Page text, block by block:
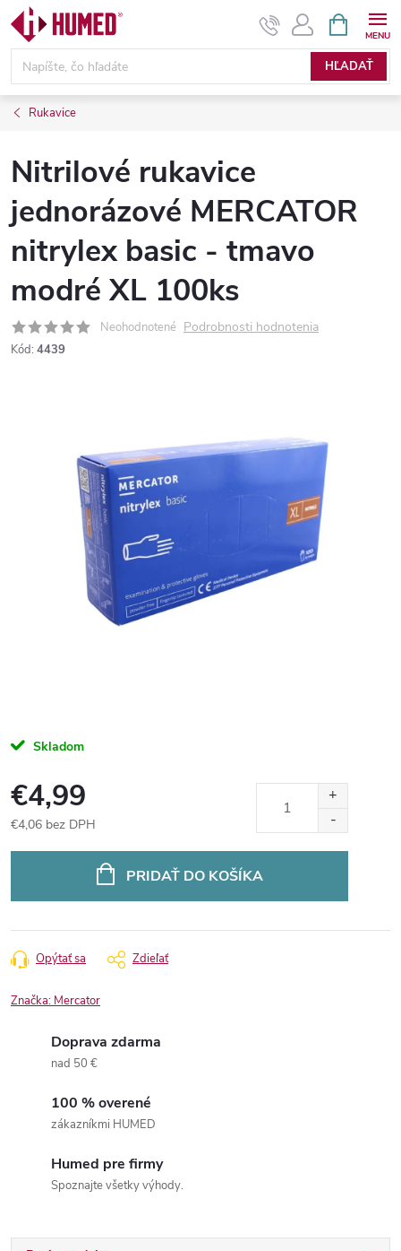
Prejsť
obsah
HĽADAŤ
KOŠÍK
Rukavice
Nitrilové rukavice
jednorázové MERCATOR
nitrylex basic - tmavo
modré XL 100ks
Neohodnotené Podrobnosti hodnotenia
Kód: 4439
Skladom
€4,99
€4,06 bez DPH
PRIDAŤ DO KOŠÍKA
Opýtať sa Zdieľať
Značka: Mercator
Doprava zdarma
nad 50 €
100 % overené
zákazníkmi HUMED
Humed pre firmy
Spoznajte všetky výhody.